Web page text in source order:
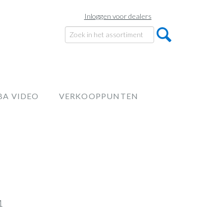
Inloggen voor dealers
VIDEO VERKOOPPUNTEN